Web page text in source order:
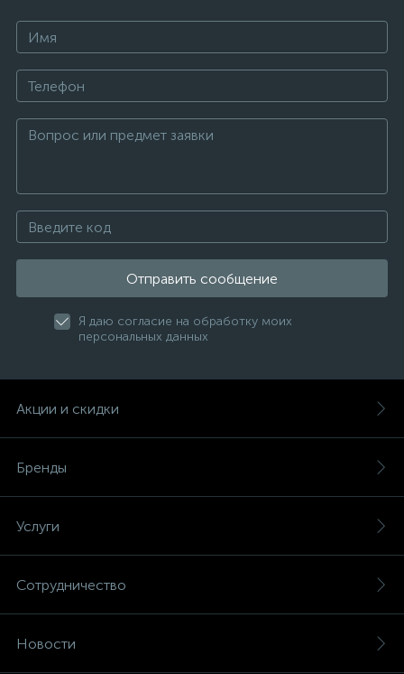
Отправить сообщение
Я даю согласие на обработку моих
персональных данных
Акции и скидки
Бренды
Услуги
Сотрудничество
Новости